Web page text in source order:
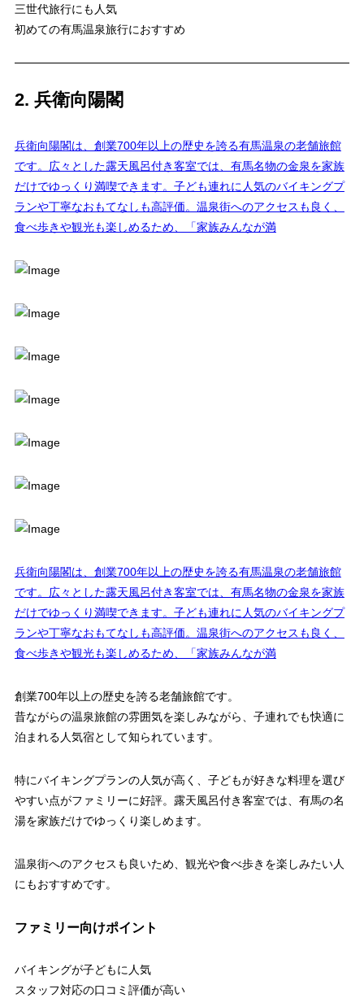
三世代旅行にも人気
初めての有馬温泉旅行におすすめ
2. 兵衛向陽閣
兵衛向陽閣は、創業700年以上の歴史を誇る有馬温泉の老舗旅館
です。広々とした露天風呂付き客室では、有馬名物の金泉を家族
だけでゆっくり満喫できます。子ども連れに人気のバイキングプ
ランや丁寧なおもてなしも高評価。温泉街へのアクセスも良く、
食べ歩きや観光も楽しめるため、「家族みんなが満
兵衛向陽閣は、創業700年以上の歴史を誇る有馬温泉の老舗旅館
です。広々とした露天風呂付き客室では、有馬名物の金泉を家族
だけでゆっくり満喫できます。子ども連れに人気のバイキングプ
ランや丁寧なおもてなしも高評価。温泉街へのアクセスも良く、
食べ歩きや観光も楽しめるため、「家族みんなが満
創業700年以上の歴史を誇る老舗旅館です。
昔ながらの温泉旅館の雰囲気を楽しみながら、子連れでも快適に
泊まれる人気宿として知られています。
特にバイキングプランの人気が高く、子どもが好きな料理を選び
やすい点がファミリーに好評。露天風呂付き客室では、有馬の名
湯を家族だけでゆっくり楽しめます。
温泉街へのアクセスも良いため、観光や食べ歩きを楽しみたい人
にもおすすめです。
ファミリー向けポイント
バイキングが子どもに人気
スタッフ対応の口コミ評価が高い